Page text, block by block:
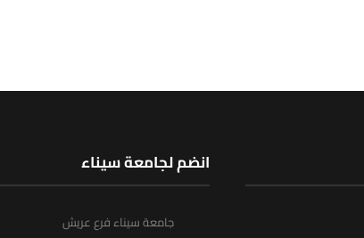
انضم لجامعة سيناء
جامعة سيناء فرع عريش